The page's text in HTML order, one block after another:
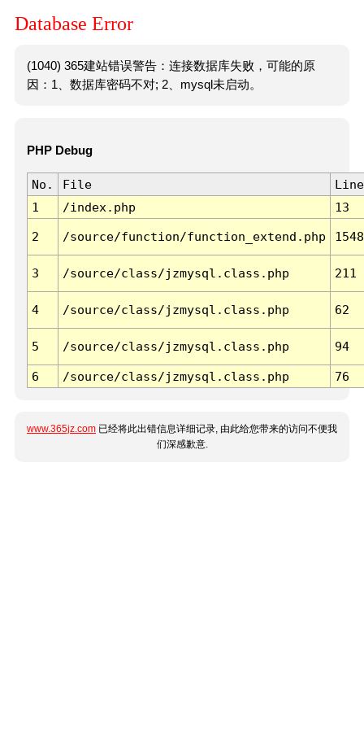
Database Error
(1040) 365建站错误警告：连接数据库失败，可能的原
因：1、数据库密码不对; 2、mysql未启动。
PHP Debug
No. File
Line
1
/index.php 13
2 /source/function/function_extend.php 1548
3 /source/class/jzmysql.class.php 211
4 /source/class/jzmysql.class.php 62
5 /source/class/jzmysql.class.php 94
6 /source/class/jzmysql.class.php 76
www.365jz.com 已经将此出错信息详细记录, 由此给您带来的访问不便我
们深感歉意.